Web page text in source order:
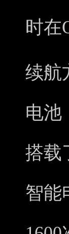
时在
续航
电池
搭载
智能